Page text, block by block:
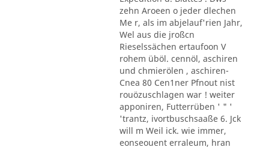
zehn Aroeen o jeder dlechen
Me r, als im abjelauf'rien Jahr,
Wel aus die jroßcn
Rieselssächen ertaufoon V
rohem üböl. cennöl, aschiren
und chmierölen , aschiren-
Cnea 80 Cen1ner Pfnout nist
rouözuschlagen war ! weiter
apponiren, Futterrüben ' " '
'trantz, ivortbuschsaaße 6. Jck
will m Weil ick. wie immer,
eonseouent erraleum, hran